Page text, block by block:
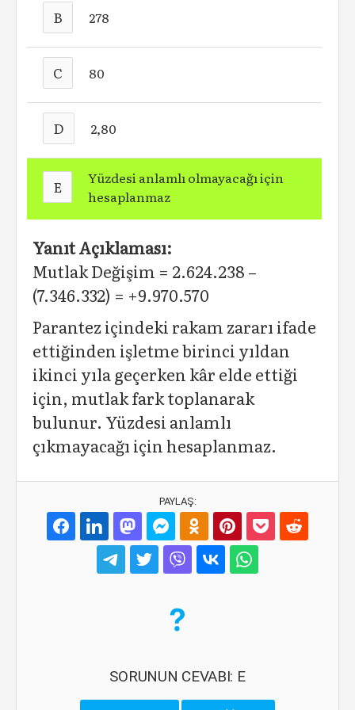
B 278
C 80
D 2,80
E
Yüzdesi anlamlı olmayacağı için
hesaplanmaz
Yanıt Açıklaması:
Mutlak Değişim = 2.624.238 –
(7.346.332) = +9.970.570
Parantez içindeki rakam zararı ifade
ettiğinden işletme birinci yıldan
ikinci yıla geçerken kâr elde ettiği
için, mutlak fark toplanarak
bulunur. Yüzdesi anlamlı
çıkmayacağı için hesaplanmaz.
PAYLAŞ:
SORUNUN CEVABI: E